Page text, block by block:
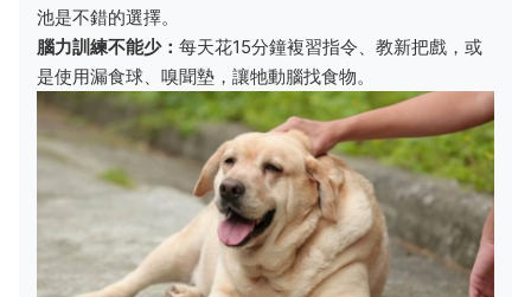
池是不錯的選擇。
腦力訓練不能少： 每天花15分鐘複習指令、教新把戲，或
是使用漏食球、嗅聞墊，讓牠動腦找食物。